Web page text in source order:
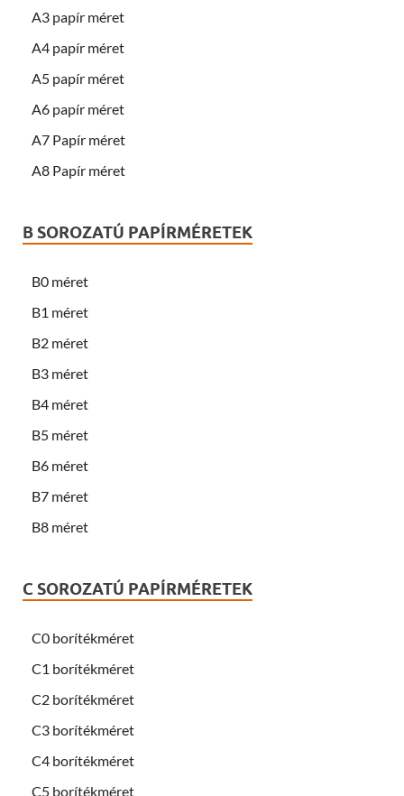
A3 papír méret
A4 papír méret
A5 papír méret
A6 papír méret
A7 Papír méret
A8 Papír méret
B SOROZATÚ PAPÍRMÉRETEK
B0 méret
B1 méret
B2 méret
B3 méret
B4 méret
B5 méret
B6 méret
B7 méret
B8 méret
C SOROZATÚ PAPÍRMÉRETEK
C0 borítékméret
C1 borítékméret
C2 borítékméret
C3 borítékméret
C4 borítékméret
C5 borítékméret